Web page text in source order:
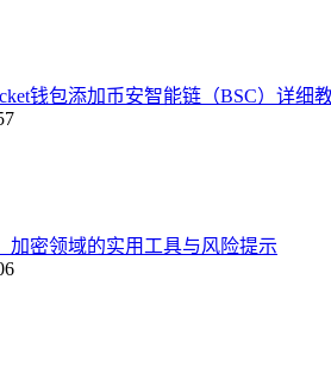
钱包添加币安智能链（BSC）详细
加密领域的实用工具与风险提示